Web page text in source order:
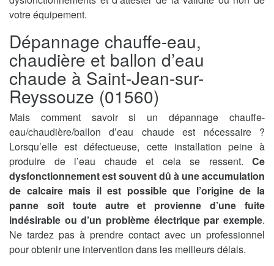
votre équipement.
Dépannage chauffe-eau,
chaudière et ballon d’eau
chaude à Saint-Jean-sur-
Reyssouze (01560)
Mais comment savoir si un dépannage chauffe-
eau/chaudière/ballon d’eau chaude est nécessaire ?
Lorsqu’elle est défectueuse, cette installation peine à
produire de l’eau chaude et cela se ressent. Ce
dysfonctionnement est souvent dû à une accumulation
de calcaire mais il est possible que l’origine de la
panne soit toute autre et provienne d’une fuite
indésirable ou d’un problème électrique par exemple.
Ne tardez pas à prendre contact avec un professionnel
pour obtenir une intervention dans les meilleurs délais.